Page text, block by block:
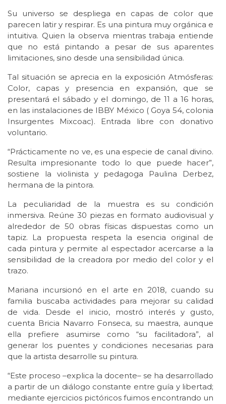
Su universo se despliega en capas de color que
parecen latir y respirar. Es una pintura muy orgánica e
intuitiva. Quien la observa mientras trabaja entiende
que no está pintando a pesar de sus aparentes
limitaciones, sino desde una sensibilidad única.
Tal situación se aprecia en la exposición Atmósferas:
Color, capas y presencia en expansión, que se
presentará el sábado y el domingo, de 11 a 16 horas,
en las instalaciones de IBBY México ( Goya 54, colonia
Insurgentes Mixcoac). Entrada libre con donativo
voluntario.
“Prácticamente no ve, es una especie de canal divino.
Resulta impresionante todo lo que puede hacer”,
sostiene la violinista y pedagoga Paulina Derbez,
hermana de la pintora.
La peculiaridad de la muestra es su condición
inmersiva. Reúne 30 piezas en formato audiovisual y
alrededor de 50 obras físicas dispuestas como un
tapiz. La propuesta respeta la esencia original de
cada pintura y permite al espectador acercarse a la
sensibilidad de la creadora por medio del color y el
trazo.
Mariana incursionó en el arte en 2018, cuando su
familia buscaba actividades para mejorar su calidad
de vida. Desde el inicio, mostró interés y gusto,
cuenta Bricia Navarro Fonseca, su maestra, aunque
ella prefiere asumirse como “su facilitadora”, al
generar los puentes y condiciones necesarias para
que la artista desarrolle su pintura.
“Este proceso –explica la docente– se ha desarrollado
a partir de un diálogo constante entre guía y libertad;
mediante ejercicios pictóricos fuimos encontrando un